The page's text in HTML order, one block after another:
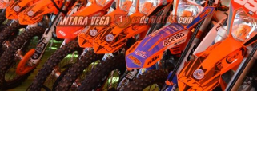
porStaff|Dic 10, 2018|Enduro